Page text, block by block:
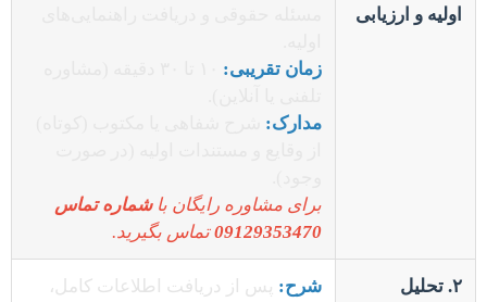
اولیه و ارزیابی
زمان تقریبی:
مدارک:
برای مشاوره رایگان باشماره تماس
09129353470تماس بگیرید.
۲. تحلیل
شرح: پس از دریافت اطلاعات کامل،